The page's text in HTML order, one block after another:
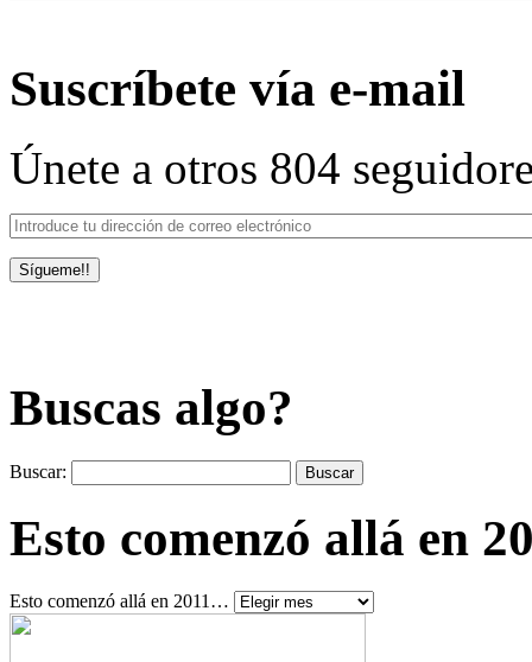
Suscríbete vía e-mail
Únete a otros 804
Buscas algo?
Buscar:
Esto comenzó allá en
Esto comenzó allá en 2011…